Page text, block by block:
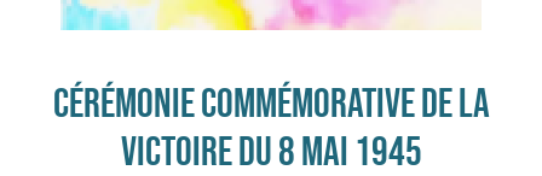
Cérémonie commémorative de la
Victoire du 8 mai 1945